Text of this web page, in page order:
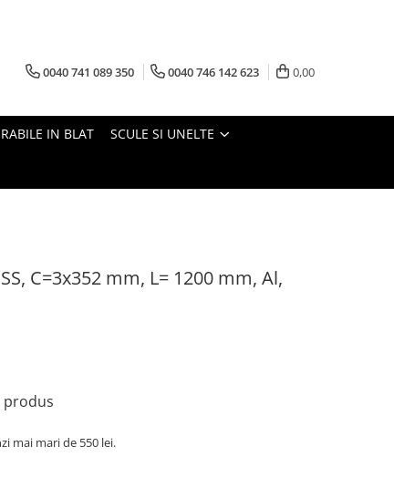
0040 741 089 350 0040 746 142 623 0,00
IN BLAT SCULE SI UNELTE
C=3x352 mm, L= 1200 mm, Al,
produs
mai mari de 550 lei.